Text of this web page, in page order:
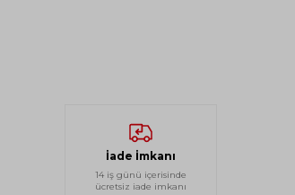
İade İmkanı
14 iş günü içerisinde
ücretsiz iade imkanı